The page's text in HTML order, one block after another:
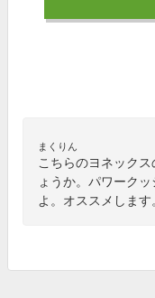
まくりん
こちらのヨネック
ょうか。パワーク
よ。オススメします